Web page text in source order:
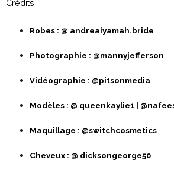
Crédits
Robes : @ andreaiyamah.bride
Photographie : @mannyjefferson
Vidéographie : @pitsonmedia
Modèles : @ queenkaylie1 |
Maquillage : @switchcosmetics
Cheveux : @ dicksongeorge50